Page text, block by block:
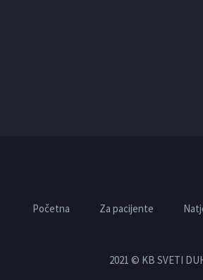
Početna Za pacijente
2021 © KB SVETI